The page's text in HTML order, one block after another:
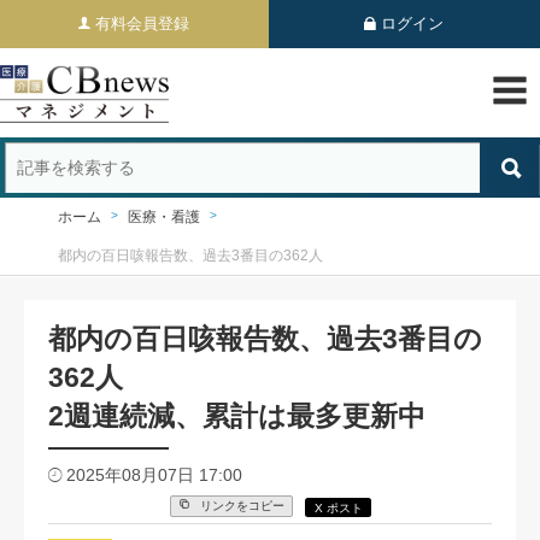
有料会員登録 ログイン
ホーム 医療・看護
都内の百日咳報告数、過去3番目の362人
都内の百日咳報告数、過去3番目の
362人
2週連続減、累計は最多更新中
2025年08月07日 17:00
リンクをコピー X ポスト